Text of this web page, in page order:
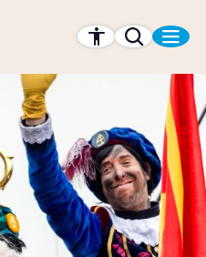
van de NPO